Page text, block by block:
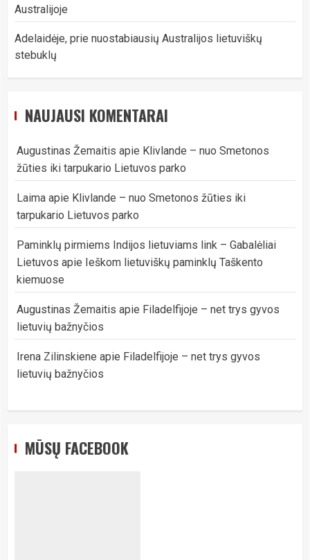
Australijoje
Adelaidėje, prie nuostabiausių Australijos lietuviškų
stebuklų
NAUJAUSI KOMENTARAI
Augustinas Žemaitis apie Klivlande – nuo Smetonos
žūties iki tarpukario Lietuvos parko
Laima apie Klivlande – nuo Smetonos žūties iki
tarpukario Lietuvos parko
Paminklų pirmiems Indijos lietuviams link – Gabalėliai
Lietuvos apie Ieškom lietuviškų paminklų Taškento
kiemuose
Augustinas Žemaitis apie Filadelfijoje – net trys gyvos
lietuvių bažnyčios
Irena Zilinskiene apie Filadelfijoje – net trys gyvos
lietuvių bažnyčios
MŪSŲ FACEBOOK